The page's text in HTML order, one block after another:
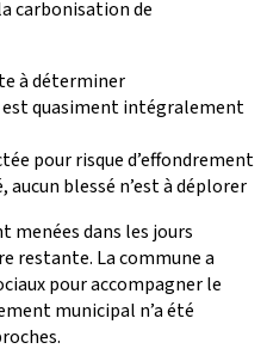
carbonisation de
à déterminer
est quasiment intégralement
pour risque d’effondrement
aucun blessé n’est à déplorer
menées dans les jours
restante. La commune a
pour accompagner le
municipal n’a été